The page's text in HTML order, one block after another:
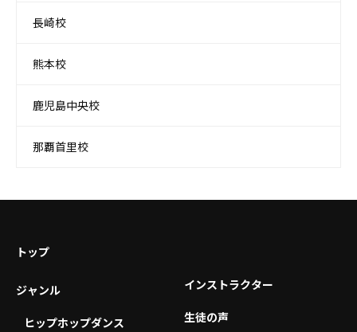
長崎校
熊本校
鹿児島中央校
那覇首里校
トップ
ジャンル
ヒップホップダンス
インストラクター
生徒の声